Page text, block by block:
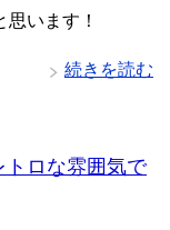
います！
続きを読む
トロな雰囲気で